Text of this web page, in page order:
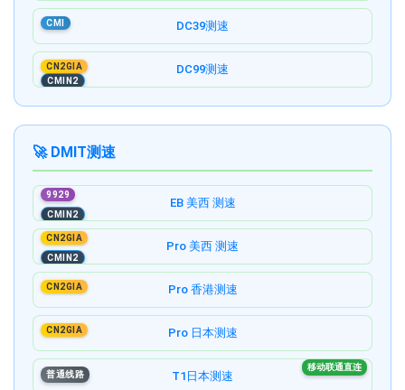
DC39测速
CMI
DC99测速
CN2GIA
CMIN2
🚀 DMIT测速
EB 美西 测速
9929
CMIN2
Pro 美西 测速
CN2GIA
CMIN2
Pro 香港测速
CN2GIA
Pro 日本测速
CN2GIA
T1日本测速
普通线路
移动联通直连